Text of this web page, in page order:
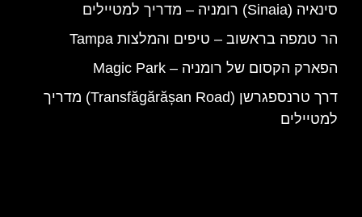
סינאיה (Sinaia) רומניה – מדריך למטיילים
הר טמפה בראשוב – טיפים והמלצות Tampa
הפארק הקסום של רומניה – Magic Park
דרך טרנספגרשן (Transfăgărășan Road) מדריך
למטיילים